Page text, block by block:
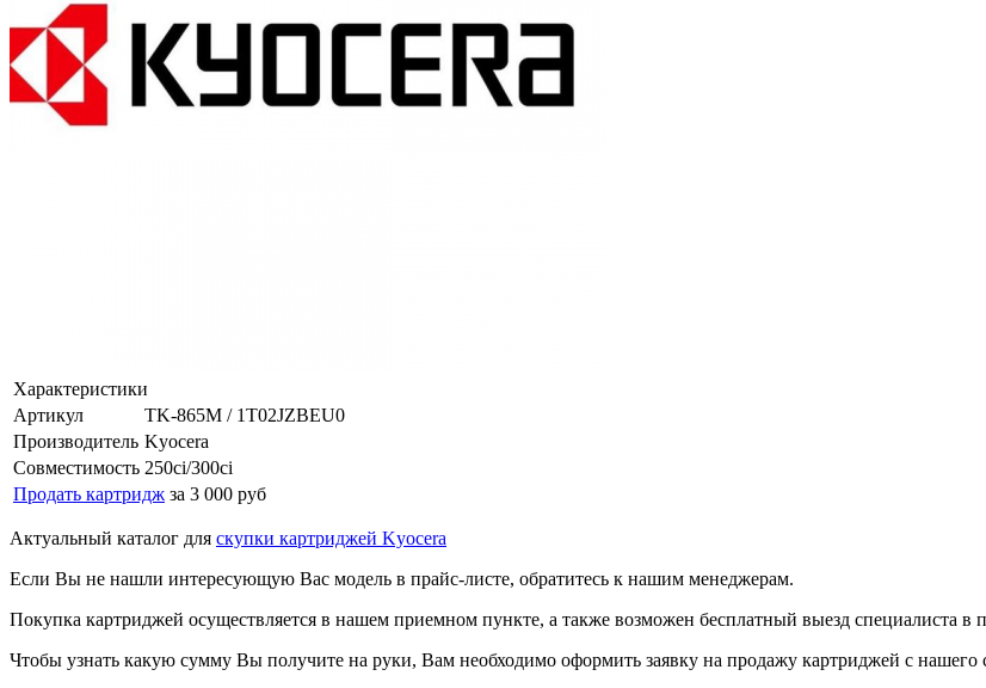
Характеристики
Артикул
TK-865M / 1T02JZBEU0
Производитель Kyocera
Совместимость 250ci/300ci
Продать картридж за 3 000 руб
Актуальный каталог для скупки картриджей Kyocera
Если Вы не нашли интересующую Вас модель в прайс-листе, обратитесь к нашим менеджерам.
Покупка картриджей осуществляется в нашем приемном пункте, а также возможен бесплатный выезд специалиста в
Чтобы узнать какую сумму Вы получите на руки, Вам необходимо оформить заявку на продажу картриджей с нашего